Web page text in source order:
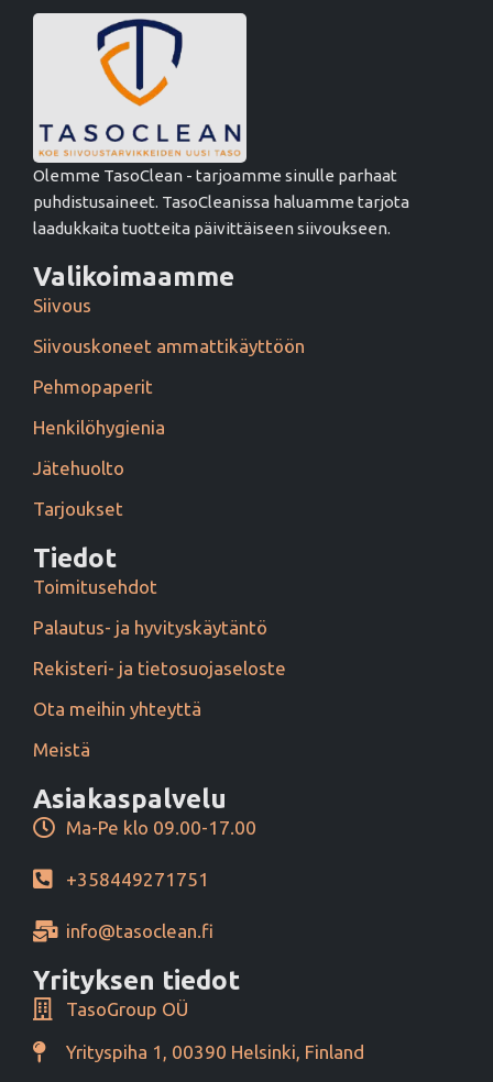
Olemme TasoClean - tarjoamme sinulle parhaat
puhdistusaineet. TasoCleanissa haluamme tarjota
laadukkaita tuotteita päivittäiseen siivoukseen.
Valikoimaamme
Siivous
Siivouskoneet ammattikäyttöön
Pehmopaperit
Henkilöhygienia
Jätehuolto
Tarjoukset
Tiedot
Toimitusehdot
Palautus- ja hyvityskäytäntö
Rekisteri- ja tietosuojaseloste
Ota meihin yhteyttä
Meistä
Asiakaspalvelu
Ma-Pe klo 09.00-17.00
+358449271751
info@tasoclean.fi
Yrityksen tiedot
TasoGroup OÜ
Yrityspiha 1, 00390 Helsinki, Finland